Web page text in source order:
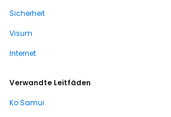
Sicherheit
Visum
Internet
Verwandte Leitfäden
Ko Samui